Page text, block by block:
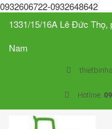
0932606722-0932648642
1331/15/16A Lê Đức Thọ,
Nam
Hotline: